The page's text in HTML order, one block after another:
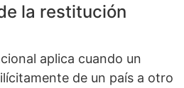
la restitución
aplica cuando un
de un país a otro